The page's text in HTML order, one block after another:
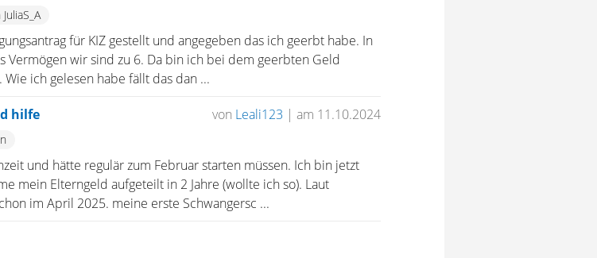
für KIZ gestellt und angegeben das ich geerbt habe. In
Vermögen wir sind zu 6. Da bin ich bei dem geerbten Geld
ich gelesen habe fällt das dan ...
hilfe von Leali123 | am 11.10.2024
und hätte regulär zum Februar starten müssen. Ich bin jetzt
mein Elterngeld aufgeteilt in 2 Jahre (wollte ich so). Laut
im April 2025. meine erste Schwangersc ...